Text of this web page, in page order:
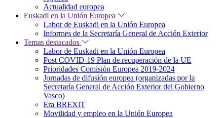
Actualidad europea
Euskadi en la Unión Europea
Labor de Euskadi en la Unión Europea
Informes de la Secretaría General de Acción Exterior
Temas destacados
Labor de Euskadi en la Unión Europea
Post COVID-19 Plan de recuperación de la UE
Prioridades Comisión Europea 2019-2024
Jornadas de difusión europea (organizadas por la
Secretaría General de Acción Exterior del Gobierno
Vasco)
Era BREXIT
Movilidad y empleo en la Unión Europea